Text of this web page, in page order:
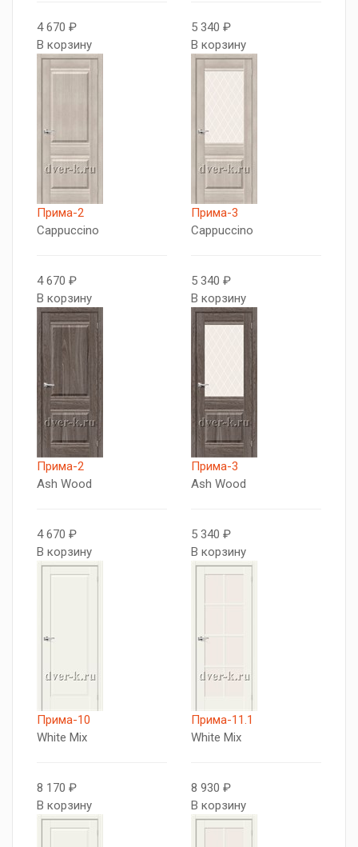
4 670 ₽
В корзину
5 340 ₽
В корзину
Прима-2
Cappuccino
4 670 ₽
В корзину
Прима-3
Cappuccino
5 340 ₽
В корзину
Прима-2
Ash Wood
4 670 ₽
В корзину
Прима-3
Ash Wood
5 340 ₽
В корзину
Прима-10
White Mix
8 170 ₽
В корзину
Прима-11.1
White Mix
8 930 ₽
В корзину